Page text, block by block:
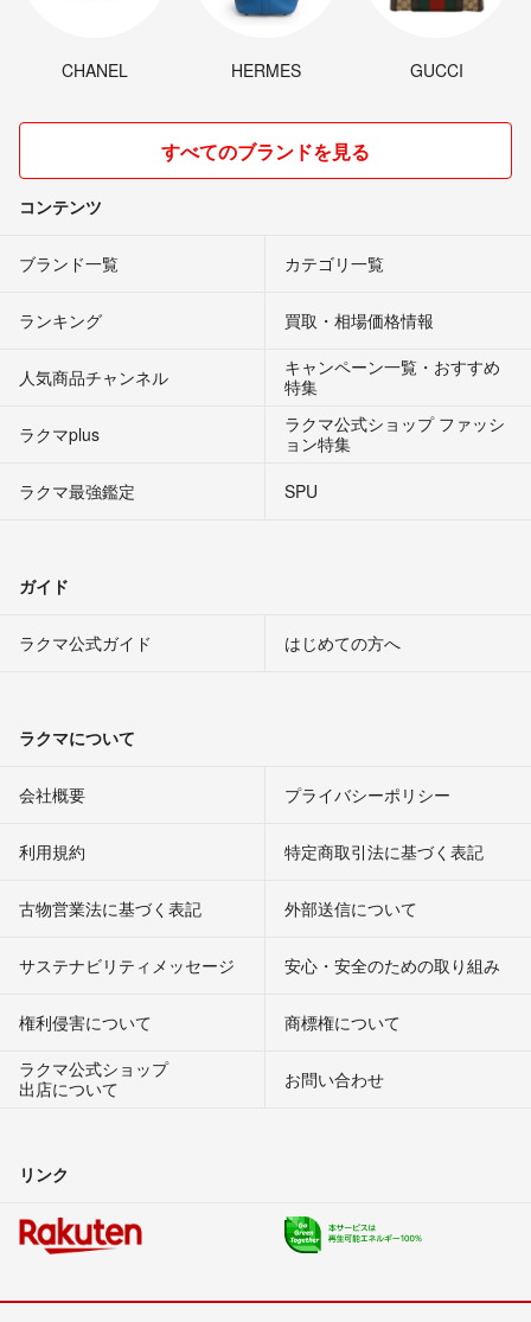
CHANEL HERMES GUCCI
すべてのブランドを見る
コンテンツ
ブランド一覧 カテゴリ一覧
ランキング 買取・相場価格情報
人気商品チャンネル
キャンペーン一覧・おすすめ
特集
ラクマplus
ラクマ公式ショップ ファッシ
ョン特集
ラクマ最強鑑定
SPU
ガイド
ラクマ公式ガイド はじめての方へ
ラクマについて
会社概要 プライバシーポリシー
利用規約 特定商取引法に基づく表記
古物営業法に基づく表記 外部送信について
サステナビリティメッセージ 安心・安全のための取り組み
権利侵害について
商標権について
ラクマ公式ショップ
出店について
お問い合わせ
リンク